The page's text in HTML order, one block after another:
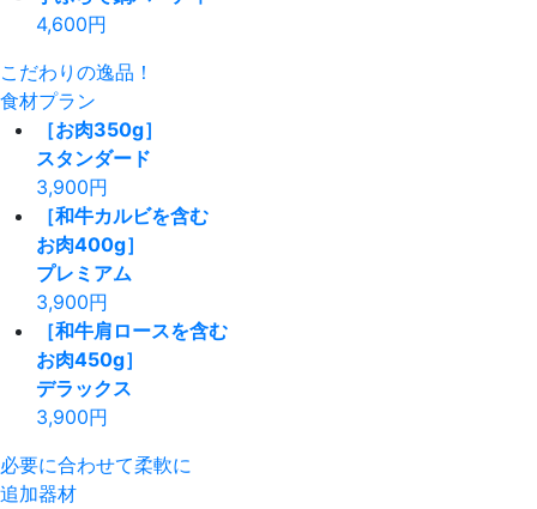
4,600円
こだわりの逸品！
食材プラン
［お肉350g］
スタンダード
3,900円
［和牛カルビを含む
お肉400g］
プレミアム
3,900円
［和牛肩ロースを含む
お肉450g］
デラックス
3,900円
必要に合わせて柔軟に
追加器材